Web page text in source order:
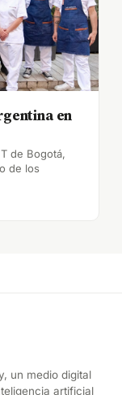
en
de Bogotá,
de los
un medio digital
artificial